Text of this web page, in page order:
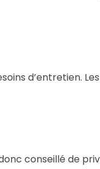
d’entretien.
conseillé de